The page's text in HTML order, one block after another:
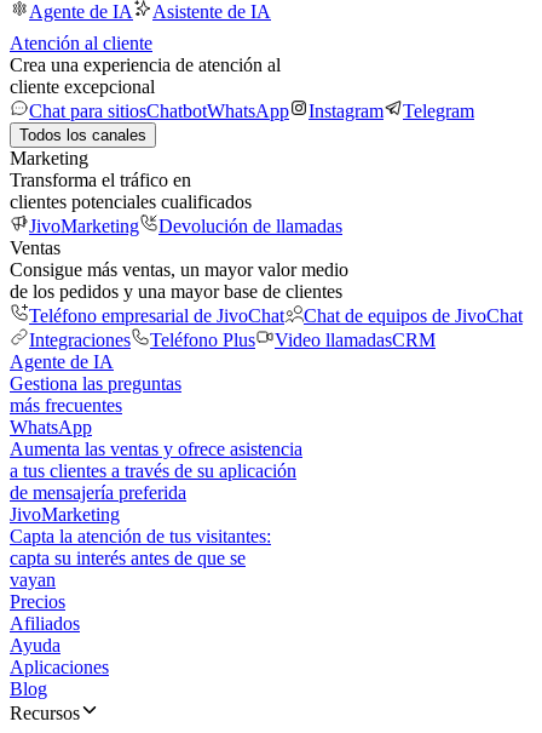
Agente de IA
Asistente de IA
Atención al cliente
Crea una experiencia de atención al
cliente excepcional
Chat para sitiosChatbotWhatsApp Instagram Telegram
Todos los canales
Marketing
Transforma el tráfico en
clientes potenciales cualificados
JivoMarketing
Devolución de llamadas
Ventas
Consigue más ventas, un mayor valor medio
de los pedidos y una mayor base de clientes
Teléfono empresarial de JivoChat
Chat de equipos de JivoChat
Integraciones
Teléfono Plus Video llamadasCRM
Agente de IA
Gestiona las preguntas
más frecuentes
WhatsApp
Aumenta las ventas y ofrece asistencia
a tus clientes a través de su aplicación
de mensajería preferida
JivoMarketing
Capta la atención de tus visitantes:
capta su interés antes de que se
vayan
Precios
Afiliados
Ayuda
Aplicaciones
Blog
Recursos